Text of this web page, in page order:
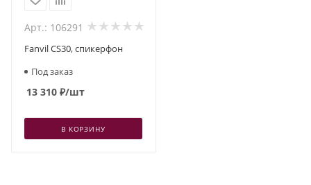
Арт.: 106291
Fanvil CS30, спикерфон
Под заказ
13 310 ₽/шт
В КОРЗИНУ